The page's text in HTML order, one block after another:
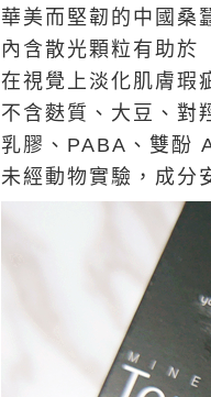
華美而堅韌的中國桑
內含散光顆粒有助於
在視覺上淡化肌膚瑕
不含麩質、大豆、對
乳膠、PABA、雙酚
未經動物實驗，成分